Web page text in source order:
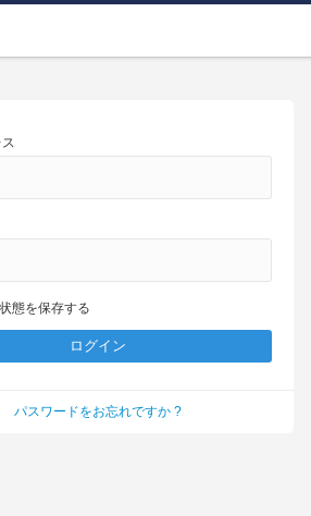
態を保存する
パスワードをお忘れですか ?